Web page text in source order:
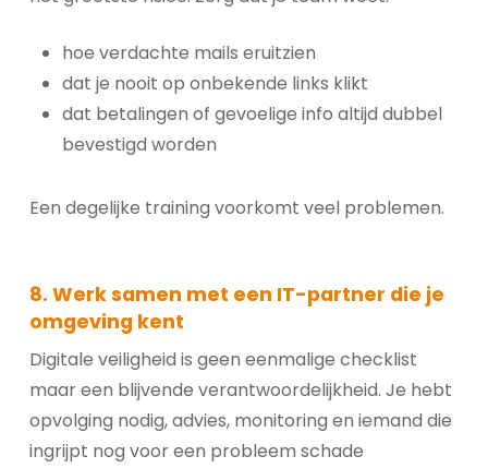
hoe verdachte mails eruitzien
dat je nooit op onbekende links klikt
dat betalingen of gevoelige info altijd dubbel
bevestigd worden
Een degelijke training voorkomt veel problemen.
8. Werk samen met een IT-partner die je
omgeving kent
Digitale veiligheid is geen eenmalige checklist
maar een blijvende verantwoordelijkheid. Je hebt
opvolging nodig, advies, monitoring en iemand die
ingrijpt nog voor een probleem schade